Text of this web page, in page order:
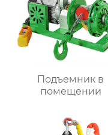
Подъемник в
помещении